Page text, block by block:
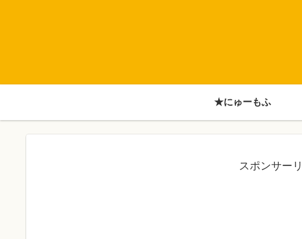
★にゅーもふ
スポンサー